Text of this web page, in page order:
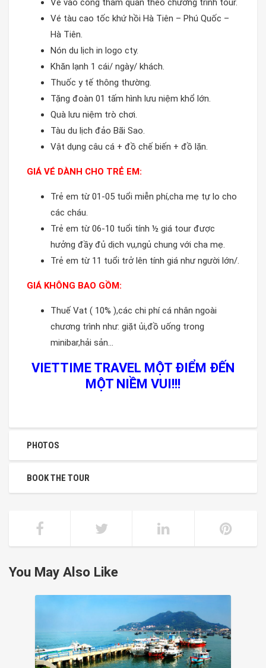
Vé vào cổng tham quan theo chương trình tour.
Vé tàu cao tốc khứ hồi Hà Tiên – Phú Quốc –
Hà Tiên.
Nón du lịch in logo cty.
Khăn lạnh 1 cái/ ngày/ khách.
Thuốc y tế thông thường.
Tặng đoàn 01 tấm hình lưu niệm khổ lớn.
Quà lưu niệm trò chơi.
Tàu du lịch đảo Bãi Sao.
Vật dụng câu cá + đồ chế biến + đồ lặn.
GIÁ VÉ DÀNH CHO TRẺ EM:
Trẻ em từ 01-05 tuổi miễn phí,cha mẹ tự lo cho
các cháu.
Trẻ em từ 06-10 tuổi tính ½ giá tour được
hưởng đầy đủ dịch vụ,ngủ chung với cha mẹ.
Trẻ em từ 11 tuổi trở lên tính giá như người lớn/.
GIÁ KHÔNG BAO GỒM:
Thuế Vat ( 10% ),các chi phí cá nhân ngoài
chương trình như: giặt ủi,đồ uống trong
minibar,hải sản…
VIETTIME TRAVEL MỘT ĐIỂM ĐẾN
MỘT NIỀM VUI!!!
PHOTOS
BOOK THE TOUR
You May Also Like